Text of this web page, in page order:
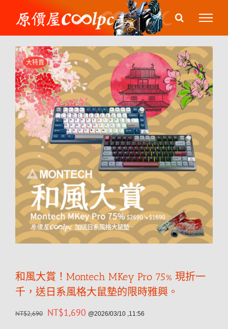
content
大特賣
和風大賞！Montech MKey Pro 75% 現折一
千，送日系風格大鼠墊的限時雅興。
NT$2,690 NT$1,690 @2026/03/10 ,11:56